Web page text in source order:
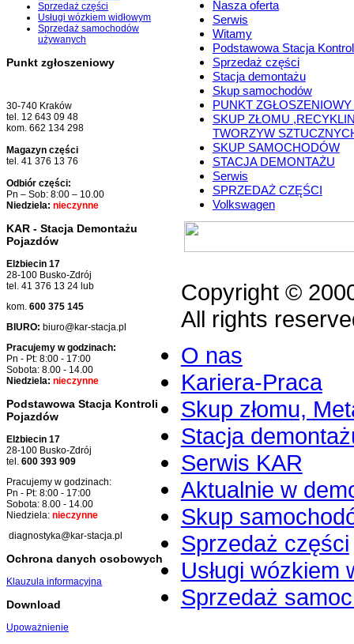
Sprzedaż części
Usługi wózkiem widłowym
Sprzedaż samochodów
używanych
Punkt zgłoszeniowy
30-740 Kraków
tel. 12 643 09 48
kom. 662 134 298
Magazyn części
tel. 41 376 13 76
Odbiór części:
Pn – Sob: 8:00 – 10.00
Niedziela: nieczynne
KAR - Stacja Demontażu
Pojazdów
Elżbiecin 17
28-100 Busko-Zdrój
tel. 41 376 13 24 lub
kom. 600 375 145
BIURO: biuro@kar-stacja.pl
Pracujemy w godzinach:
Pn - Pt: 8:00 - 17:00
Sobota: 8.00 - 14.00
Niedziela: nieczynne
Podstawowa Stacja Kontroli
Pojazdów
Elżbiecin 17
28-100 Busko-Zdrój
tel. 600 393 909
Pracujemy w godzinach:
Pn - Pt: 8:00 - 17:00
Sobota: 8.00 - 14.00
Niedziela: nieczynne
diagnostyka@kar-stacja.pl
Ochrona danych osobowych
Klauzula informacyjna
Download
Upoważnienie
Nasza oferta
Serwis
Witamy
Podstawowa Stacja
Sprzedaż części
Stacja demontażu
Skup samochodów
PUNKT
SKUP ZŁOMU
TWORZYW
SKUP SAMOCHODÓW
STACJA DEMONTAŻU
Serwis
SPRZEDAŻ CZĘŚCI
Volkswagen
Copyright ©
All rights
O nas
Kariera-Praca
Skup złomu,
Stacja
Serwis KAR
Aktualnie w
Skup
Sprzedaż części
Usługi wózkiem
Sprzedaż